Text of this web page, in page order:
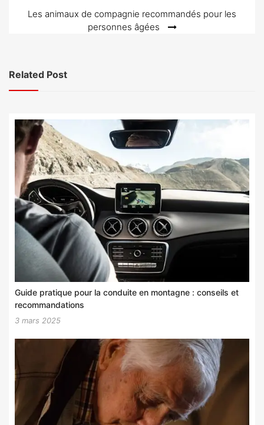
Les animaux de compagnie recommandés pour les
personnes âgées
Related Post
Guide pratique pour la conduite en montagne : conseils et
recommandations
3 mars 2025